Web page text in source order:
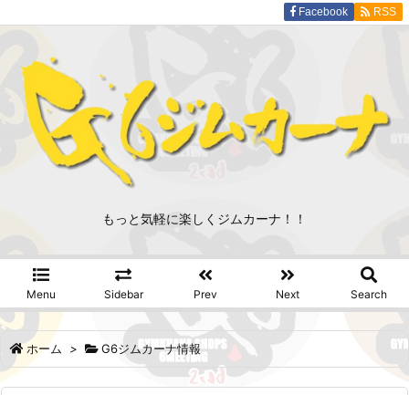
もっと気軽に楽しくジムカーナ！！
Menu Sidebar Prev Next Search
Facebook RSS
ホーム > G6ジムカーナ情報